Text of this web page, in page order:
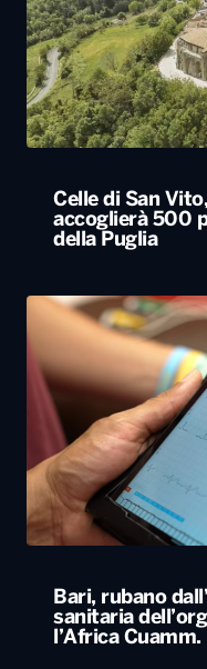
Celle di San
accoglierà 500
della Puglia
Bari, rubano
sanitaria
l’Africa